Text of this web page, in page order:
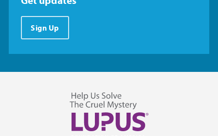
Sign Up